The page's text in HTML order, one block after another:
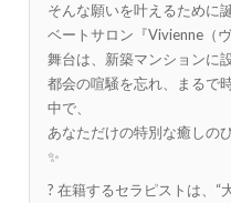
そんな願いを叶えるために
ベートサロン『Vivienne（
舞台は、新築マンションに
都会の喧騒を忘れ、まるで
中で、
あなただけの特別な癒しの
✨
? 在籍するセラピストは、“